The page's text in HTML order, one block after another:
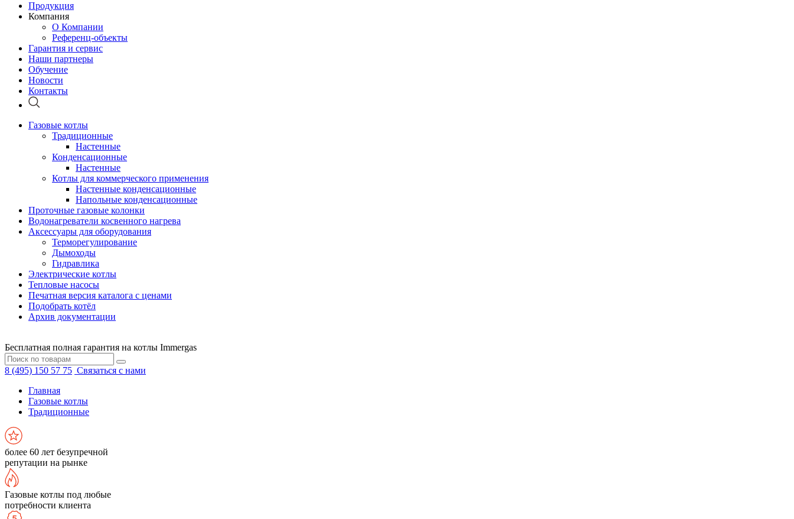
Продукция
Компания
О Компании
Референц-объекты
Гарантия и сервис
Наши партнеры
Обучение
Новости
Контакты
Газовые котлы
Традиционные
Настенные
Конденсационные
Настенные
Котлы для коммерческого применения
Настенные конденсационные
Напольные конденсационные
Проточные газовые колонки
Водонагреватели косвенного нагрева
Аксессуары для оборудования
Терморегулирование
Дымоходы
Гидравлика
Электрические котлы
Тепловые насосы
Печатная версия каталога с ценами
Подобрать котёл
Архив документации
Бесплатная полная гарантия на котлы Immergas
8 (495) 150 57 75 Связаться с нами
Главная
Газовые котлы
Традиционные
более 60 лет безупречной
репутации на рынке
Газовые котлы под любые
потребности клиента